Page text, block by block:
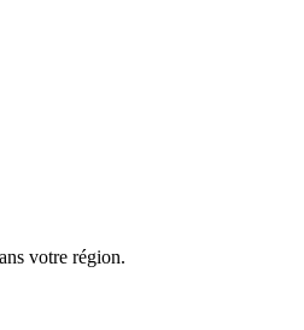
votre région.